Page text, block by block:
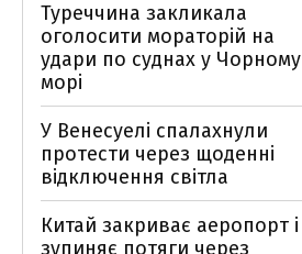
Туреччина закликала
оголосити мораторій на
удари по суднах у Чорному
морі
У Венесуелі спалахнули
протести через щоденні
відключення світла
Китай закриває аеропорт і
зупиняє потяги через